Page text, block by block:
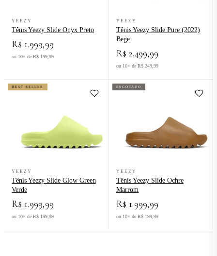
YEEZY
Tênis Yeezy Slide Onyx Preto
R$ 1.999,99
ou 10× de R$ 199,99
YEEZY
Tênis Yeezy Slide Pure (2022)
Bege
R$ 2.499,99
ou 10× de R$ 249,99
BEST SELLER
YEEZY
Tênis Yeezy Slide Glow Green
Verde
R$ 1.999,99
ou 10× de R$ 199,99
ESGOTADO
YEEZY
Tênis Yeezy Slide Ochre
Marrom
R$ 1.999,99
ou 10× de R$ 199,99